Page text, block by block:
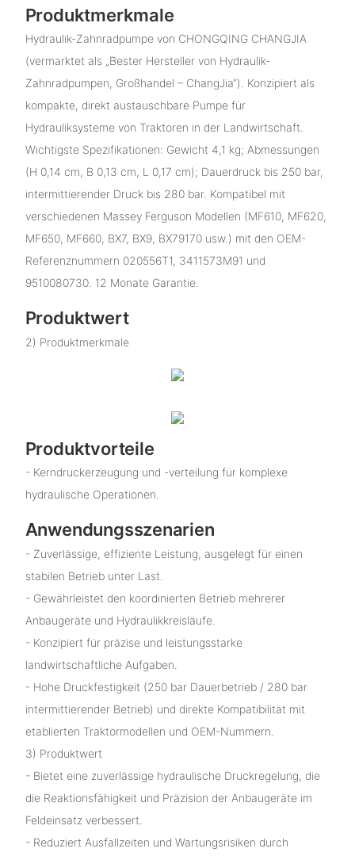
Produktmerkmale
Hydraulik-Zahnradpumpe von CHONGQING CHANGJIA
(vermarktet als „Bester Hersteller von Hydraulik-
Zahnradpumpen, Großhandel – ChangJia“). Konzipiert als
kompakte, direkt austauschbare Pumpe für
Hydrauliksysteme von Traktoren in der Landwirtschaft.
Wichtigste Spezifikationen: Gewicht 4,1 kg; Abmessungen
(H 0,14 cm, B 0,13 cm, L 0,17 cm); Dauerdruck bis 250 bar,
intermittierender Druck bis 280 bar. Kompatibel mit
verschiedenen Massey Ferguson Modellen (MF610, MF620,
MF650, MF660, BX7, BX9, BX79170 usw.) mit den OEM-
Referenznummern 020556T1, 3411573M91 und
9510080730. 12 Monate Garantie.
Produktwert
2) Produktmerkmale
Produktvorteile
- Kerndruckerzeugung und -verteilung für komplexe
hydraulische Operationen.
Anwendungsszenarien
- Zuverlässige, effiziente Leistung, ausgelegt für einen
stabilen Betrieb unter Last.
- Gewährleistet den koordinierten Betrieb mehrerer
Anbaugeräte und Hydraulikkreisläufe.
- Konzipiert für präzise und leistungsstarke
landwirtschaftliche Aufgaben.
- Hohe Druckfestigkeit (250 bar Dauerbetrieb / 280 bar
intermittierender Betrieb) und direkte Kompatibilität mit
etablierten Traktormodellen und OEM-Nummern.
3) Produktwert
- Bietet eine zuverlässige hydraulische Druckregelung, die
die Reaktionsfähigkeit und Präzision der Anbaugeräte im
Feldeinsatz verbessert.
- Reduziert Ausfallzeiten und Wartungsrisiken durch